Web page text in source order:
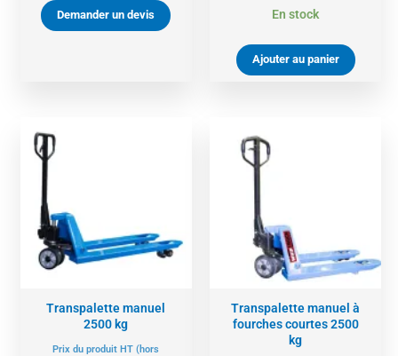
Demander un devis En stock
Ajouter au panier
Transpalette manuel
2500 kg
Prix du produit HT (hors
Transpalette manuel à
fourches courtes 2500
kg